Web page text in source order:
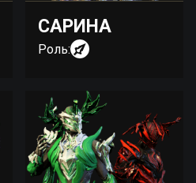
САРИНА
Роль: